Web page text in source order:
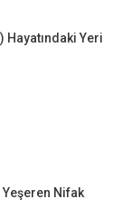
Hayatındaki Yeri
Nifak